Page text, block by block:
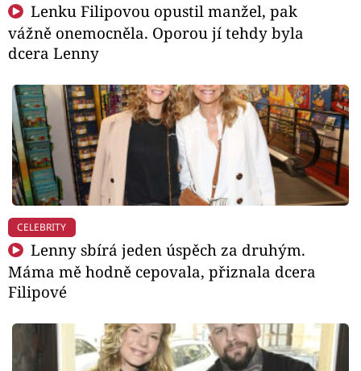
Lenku Filipovou opustil manžel, pak
vážně onemocněla. Oporou jí tehdy byla
dcera Lenny
CELEBRITY
Lenny sbírá jeden úspěch za druhým.
Máma mě hodně cepovala, přiznala dcera
Filipové